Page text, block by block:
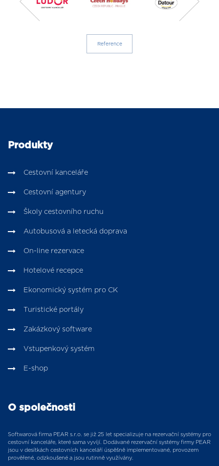
Reference
Produkty
Cestovní kanceláře
Cestovní agentury
Školy cestovního ruchu
Autobusová a letecká doprava
On-line rezervace
Hotelové recepce
Ekonomický systém pro CK
Turistické portály
Zakázkový software
Vstupenkový systém
E-shop
O společnosti
Softwarová firma PEAR s.r.o. se již 25 let specializuje na rezervační systémy pro
cestovní kanceláře, které sama vyvíjí. Dodávané rezervační systémy firmy PEAR
jsou v desítkách cestovních kanceláří úspěšně implementované, provozem
prověřené, odzkoušené a jsou rutinně využívány.